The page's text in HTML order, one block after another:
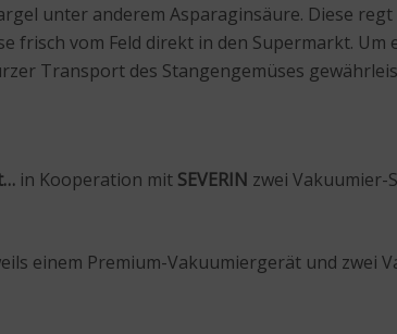
unter anderem Asparaginsäure. Diese
vom Feld direkt in den Supermarkt.
Transport des Stangengemüses
in Kooperation mit SEVERIN zwei Vakuumier-
einem Premium-Vakuumiergerät und zwei